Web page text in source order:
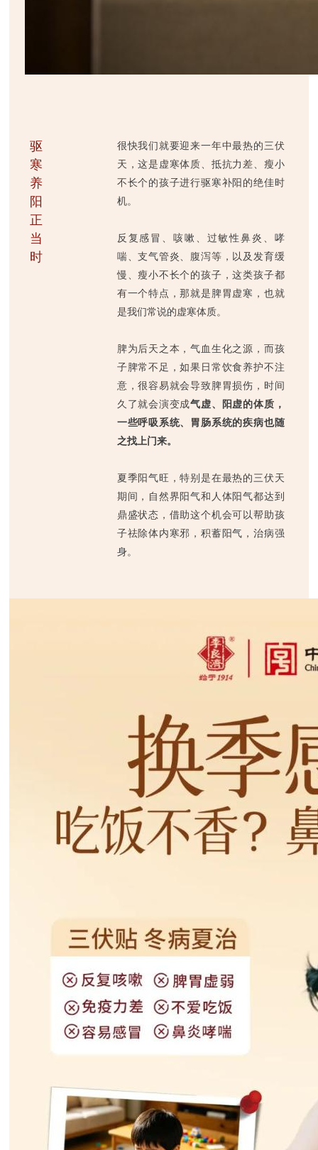
驱
寒
养
阳
正
当
时
很快我们就要迎来一年中最热的三伏
天，这是虚寒体质、抵抗力差、瘦小
不长个的孩子进行驱寒补阳的绝佳时
机。
反复感冒、咳嗽、过敏性鼻炎、哮
喘、支气管炎、腹泻等，以及发育缓
慢、瘦小不长个的孩子，这类孩子都
有一个特点，那就是脾胃虚寒，也就
是我们常说的虚寒体质。
脾为后天之本，气血生化之源，而孩
子脾常不足，如果日常饮食养护不注
意，很容易就会导致脾胃损伤，时间
久了就会演变成气虚、阳虚的体质，
一些呼吸系统、胃肠系统的疾病也随
之找上门来。
夏季阳气旺，特别是在最热的三伏天
期间，自然界阳气和人体阳气都达到
鼎盛状态，借助这个机会可以帮助孩
子祛除体内寒邪，积蓄阳气，治病强
身。